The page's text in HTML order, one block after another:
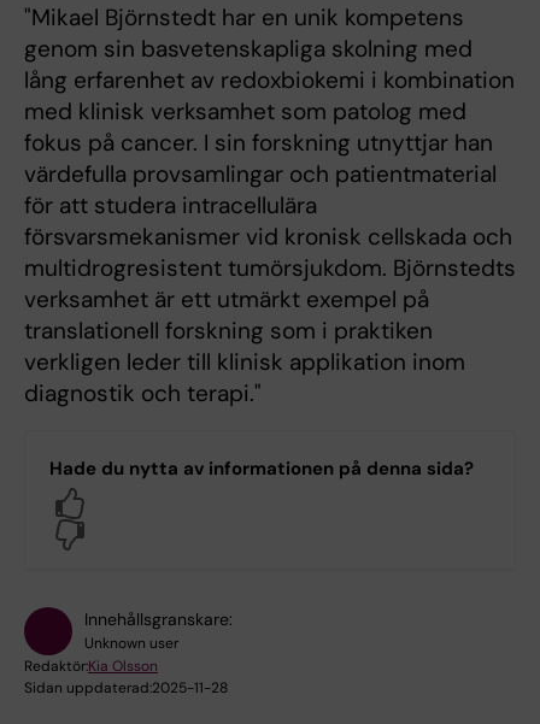
"Mikael Björnstedt har en unik kompetens
genom sin basvetenskapliga skolning med
lång erfarenhet av redoxbiokemi i kombination
med klinisk verksamhet som patolog med
fokus på cancer. I sin forskning utnyttjar han
värdefulla provsamlingar och patientmaterial
för att studera intracellulära
försvarsmekanismer vid kronisk cellskada och
multidrogresistent tumörsjukdom. Björnstedts
verksamhet är ett utmärkt exempel på
translationell forskning som i praktiken
verkligen leder till klinisk applikation inom
diagnostik och terapi."
Hade du nytta av informationen på denna sida?
Innehållsgranskare:
Unknown user
Redaktör:Kia Olsson
Sidan uppdaterad:2025-11-28